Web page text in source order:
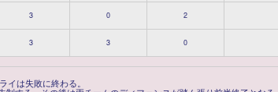
3 0 2
3 3 0
は失敗に終わる。